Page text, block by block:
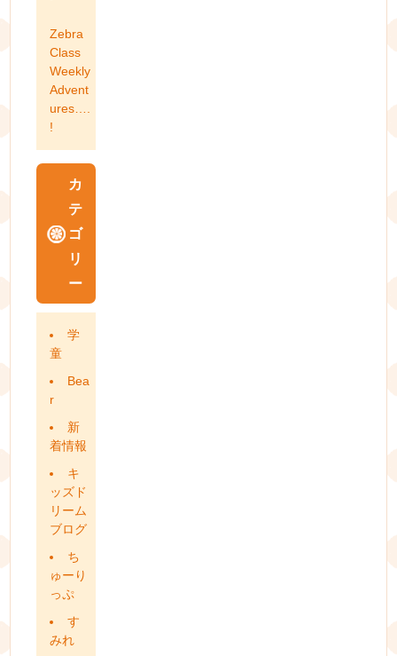
Zebra
Class
Weekly
Advent
ures….
!
カ
テ
ゴ
リ
ー
学
童
Bea
r
新
着情報
キ
ッズド
リーム
ブログ
ち
ゅーり
っぷ
す
みれ